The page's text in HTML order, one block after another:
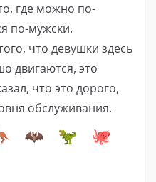
где можно по-
по-мужски.
что девушки здесь
двигаются, это
что это дорого,
обслуживания.